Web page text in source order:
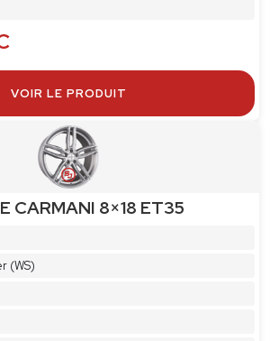
VOIR LE PRODUIT
CARMANI 8×18 ET35
(WS)